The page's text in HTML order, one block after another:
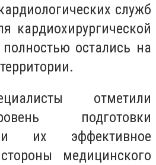
служб
кардиохирургической
остались на
отметили
подготовки
и их эффективное
медицинского